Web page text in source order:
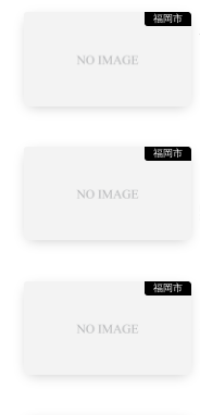
福岡市
福岡市
福岡市